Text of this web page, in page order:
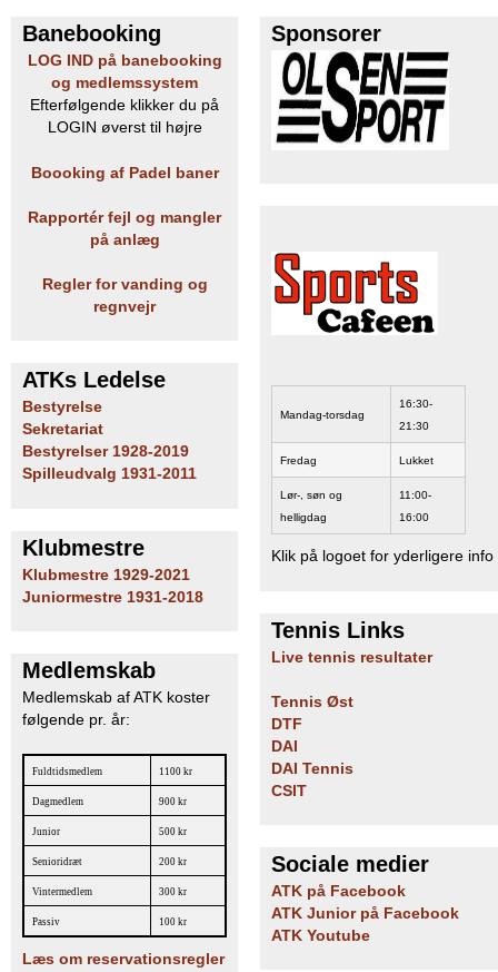
K
Banebooking
LOG IND på banebooking
og medlemssystem
Efterfølgende klikker du på
LOGIN øverst til højre
Boooking af Padel baner
Rapportér fejl og mangler
på anlæg
Regler for vanding og
regnvejr
ATKs Ledelse
Bestyrelse
Sekretariat
Bestyrelser 1928-2019
Spilleudvalg 1931-2011
Klubmestre
Klubmestre 1929-2021
Juniormestre 1931-2018
Medlemskab
Medlemskab af ATK koster
følgende pr. år:
Fuldtidsmedlem 1100 kr
Dagmedlem 900 kr
Junior 500 kr
Senioridræt 200 kr
Vintermedlem 300 kr
Passiv 100 kr
Læs om reservationsregler
Sponsorer
Mandag-torsdag
16:30-
21:30
Fredag Lukket
Lør-, søn og
helligdag
11:00-
16:00
Klik på logoet for yderligere info
Tennis Links
Live tennis resultater
Tennis Øst
DTF
DAI
DAI Tennis
CSIT
Sociale medier
ATK på Facebook
ATK Junior på Facebook
ATK Youtube